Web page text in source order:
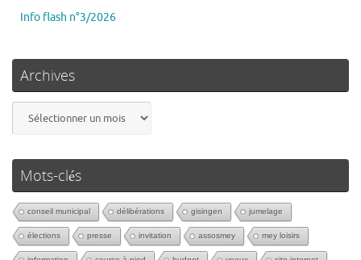
Info flash n°3/2026
Archives
Mots-clés
conseil municipal délibérations gisingen jumelage
élections presse invitation assosmey mey loisirs